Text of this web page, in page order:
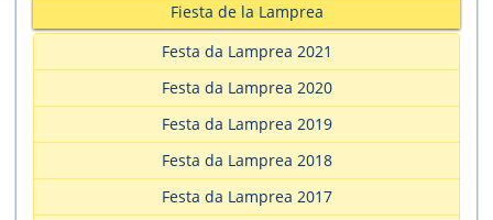
Fiesta de la Lamprea
Festa da Lamprea 2021
Festa da Lamprea 2020
Festa da Lamprea 2019
Festa da Lamprea 2018
Festa da Lamprea 2017